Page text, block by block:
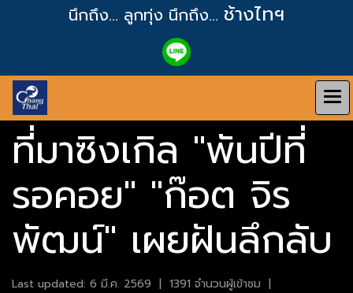
นึกถึง... ลูกทุ่ง นึกถึง... ช้างไทฯ
ที่มาซิงเกิล "พันปีที่
รอคอย" "ก๊อต จิร
พัฒน์" เผยฝันลึกลับ
Last updated: 6 มี.ค. 2569 | 1391 จำนวนผู้เข้าชม |